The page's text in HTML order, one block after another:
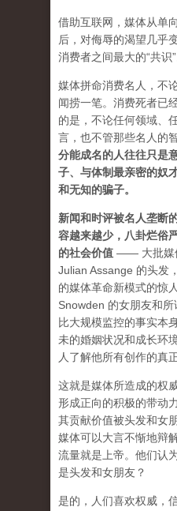
借助互联网，媒体从单
后，对侮辱的渴望几乎
消费者之间最大的“共识”
媒体拼命消费名人，不
闻捞一笔。消费死者已
的是，不论任何领域、
言，也不管那些名人的
分能成名的人往往只是
子、与体制最亲密的奴
和无知的骗子。
新闻和时评被名人垄断
容越来越少，八卦烂俗
的社会价值 —— 大批媒
Julian Assange 的头发
的媒体革命新模式的惊
Snowden 的女朋友和所
比大规模监控的事实本
未的婚姻状况和成长环
人了解他所有创作的真
这就是媒体所造成的权
形成正向的积极的带动
其贡献价值被头发和女
媒体可以大言不惭地辩
流量就是上帝。他们认
是头发和女朋友？
是的，人们喜欢权威，